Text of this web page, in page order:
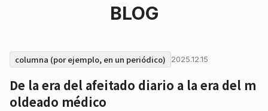
BLOG
columna (por ejemplo, en un periódico) 2025.12.15
De la era del afeitado diario a la era del m
oldeado médico